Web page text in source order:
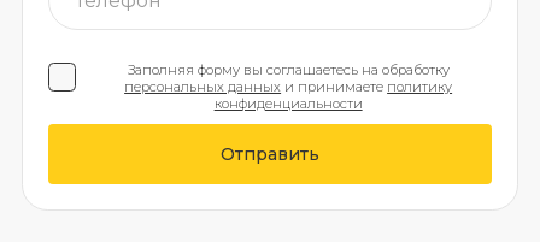
Заполняя форму вы соглашаетесь на обработку
персональных данных и принимаете политику
конфиденциальности
Отправить